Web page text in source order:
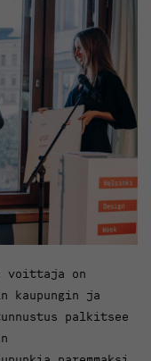
voittaja on
kaupungin ja
palkitsee